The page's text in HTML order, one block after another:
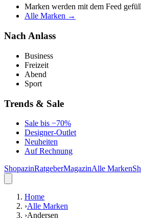
Marken werden mit dem Feed
Alle Marken →
Nach Anlass
Business
Freizeit
Abend
Sport
Trends & Sale
Sale bis −70%
Designer-Outlet
Neuheiten
Auf Rechnung
ShopazinRatgeberMagazinAlle Marken
Home
›Alle Marken
›Andersen